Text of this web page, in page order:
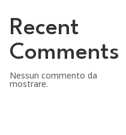
Recent
Comments
Nessun commento da
mostrare.